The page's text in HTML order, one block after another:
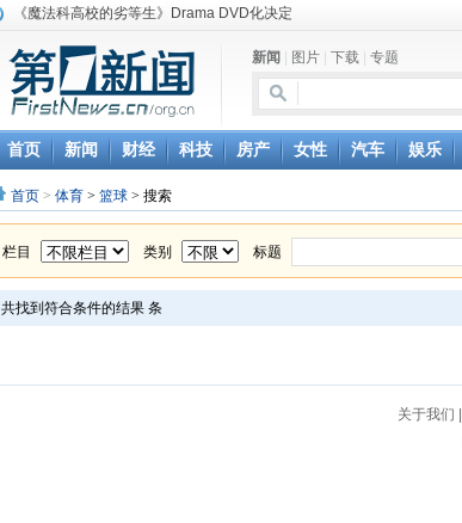
《魔法科高校的劣等生》Drama DVD化决定
消息称刘强东要求京东商城明年扭亏为盈
保健品也能吃出一身病? 康宝莱员工自揭多项家丑
煤价"跳水"电企利润"蹦高" 电煤联动亟待完善
苹果公司自建太阳能电厂为数据中心供电
吃饭、睡觉、黑人人？
网络电商和传统出版商的角逐：亚马逊停止接受Hachette所有图书订单
英国小猫因长得像希特勒遭袭 被扔垃圾左眼致盲
《中二病也想谈恋爱》女主角特报预告公开
新闻 图片 下载 专题
首页 新闻 财经 科技 房产 女性 汽车 娱乐
首页 > 体育 > 篮球 > 搜索
栏目 类别 标题
共找到符合条件的结果 条
关于我们